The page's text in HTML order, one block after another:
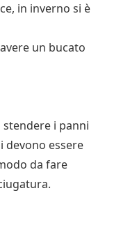
in inverno si è
un bucato
i panni
devono essere
da fare